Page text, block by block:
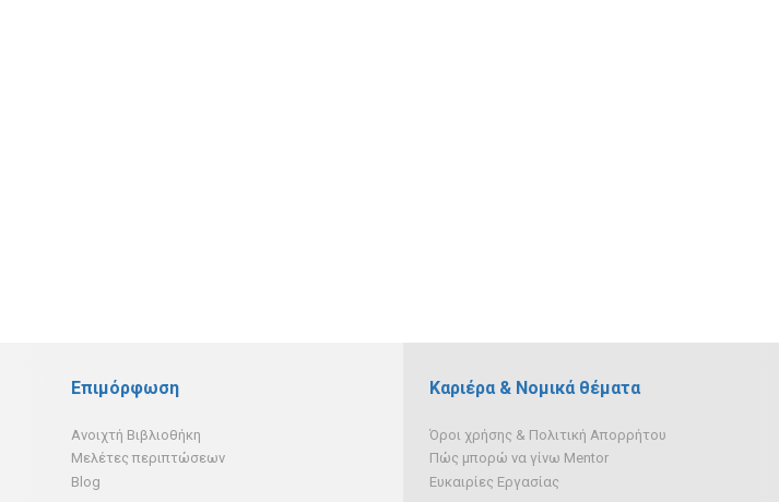
Επιμόρφωση
Ανοιχτή Βιβλιοθήκη
Μελέτες περιπτώσεων
Blog
Καριέρα & Νομικά θέματα
Όροι χρήσης & Πολιτική Απορρήτου
Πώς μπορώ να γίνω Mentor
Ευκαιρίες Εργασίας